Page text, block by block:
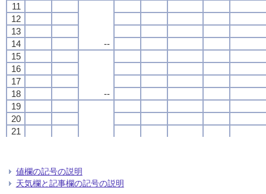
11
--
12
13
14
15
--
16
17
18
19
20
21
24
11
--
12
13
14
15
--
16
17
18
19
20
21
24
11
--
12
13
14
15
--
16
17
18
19
20
21
24
11
--
12
13
14
15
--
16
17
18
19
20
21
24
値欄の記号の説明
天気欄と記事欄の記号の説明